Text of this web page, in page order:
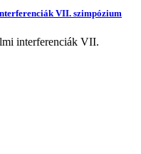
VII. szimpózium
interferenciák VII.